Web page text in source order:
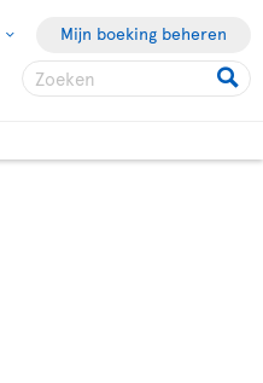
Mijn boeking beheren